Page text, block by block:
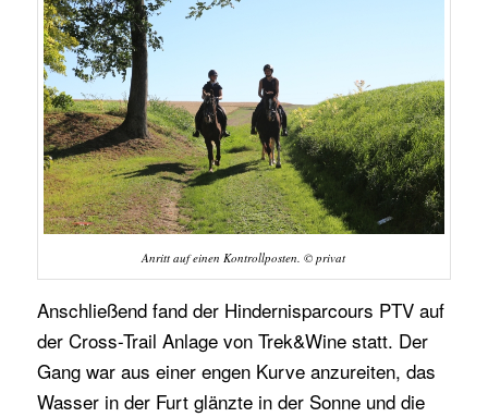
Anritt auf einen Kontrollposten. © privat
Anschließend fand der Hindernisparcours PTV auf
der Cross-Trail Anlage von Trek&Wine statt. Der
Gang war aus einer engen Kurve anzureiten, das
Wasser in der Furt glänzte in der Sonne und die